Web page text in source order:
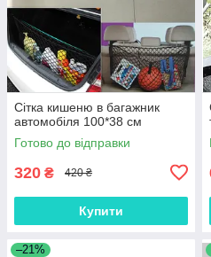
Сітка кишеню в багажник
автомобіля 100*38 см
Готово до відправки
320 ₴ 420 ₴
Купити
–21%